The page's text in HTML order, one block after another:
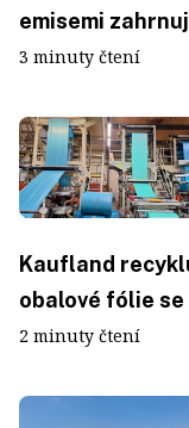
emisemi
3 minuty čtení
Kaufland
obalové fólie
2 minuty čtení